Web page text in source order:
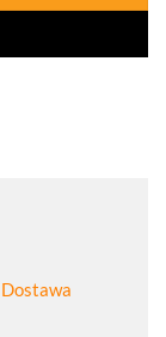
Dostawa